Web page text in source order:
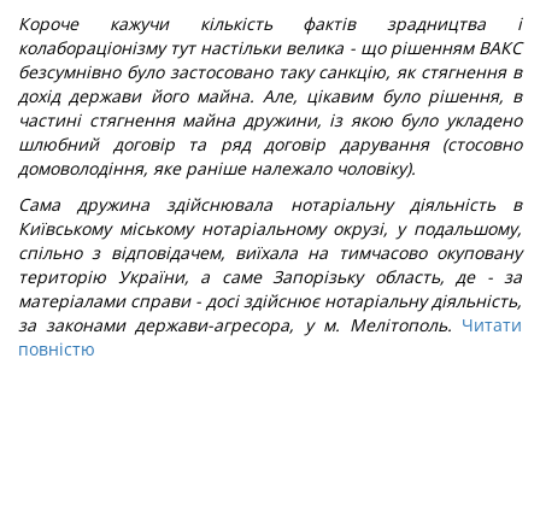
Короче кажучи кількість фактів зрадництва і
колабораціонізму тут настільки велика - що рішенням ВАКС
безсумнівно було застосовано таку санкцію, як стягнення в
дохід держави його майна. Але, цікавим було рішення, в
частині стягнення майна дружини, із якою було укладено
шлюбний договір та ряд договір дарування (стосовно
домоволодіння, яке раніше належало чоловіку).
Сама дружина здійснювала нотаріальну діяльність в
Київському міському нотаріальному окрузі, у подальшому,
спільно з відповідачем, виїхала на тимчасово окуповану
територію України, а саме Запорізьку область, де - за
матеріалами справи - досі здійснює нотаріальну діяльність,
за законами держави-агресора, у м. Мелітополь. Читати
повністю